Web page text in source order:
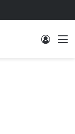
Log In